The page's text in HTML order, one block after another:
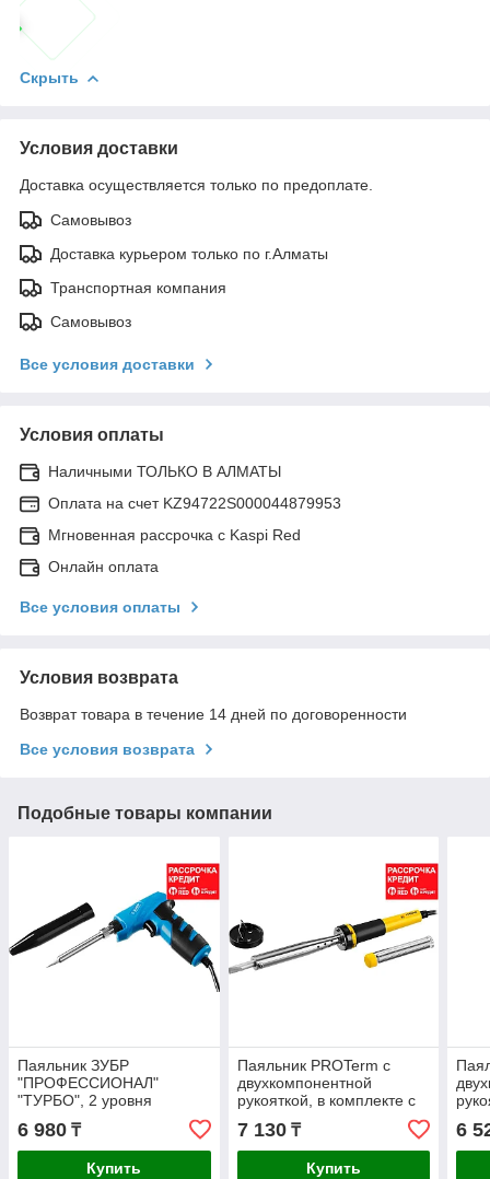
Скрыть
Условия доставки
Доставка осуществляется только по предоплате.
Самовывоз
Доставка курьером только по г.Алматы
Транспортная компания
Самовывоз
Все условия доставки
Условия оплаты
Наличными ТОЛЬКО В АЛМАТЫ
Оплата на счет KZ94722S000044879953
Мгновенная рассрочка с Kaspi Red
Онлайн оплата
Все условия оплаты
Условия возврата
Возврат товара в течение 14 дней по договоренности
Все условия возврата
Подобные товары компании
Паяльник ЗУБР
"ПРОФЕССИОНАЛ"
"ТУРБО", 2 уровня
мощности, пистолетная
рукоятка, 30Вт и 130Вт,
конус (55408_z01)
6 980 ₸
Купить
Паяльник PROTerm с
двухкомпонентной
рукояткой, в комплекте с
припоем и подставкой,
жало - клин, STAYER
7 130₸
Купить
6